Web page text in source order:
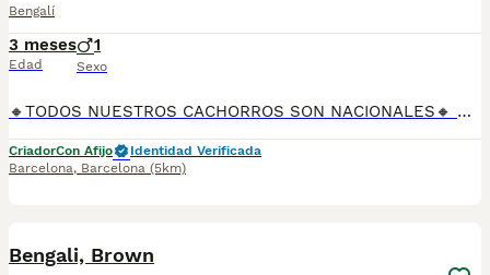
Bengalí
3 meses
Edad
1
Sexo
🔸TODOS NUESTROS CACHORROS SON NACIONALES🔸 Se entregan con sus vacunas, desparasitaciones internas y externas, microchip y su registro, cartilla sanitaria, contrato de garantías, toda su documentación legal y factura. ✅ Somos un criadero familiar autorizado y certificado por la Generalitat de Catalunya bajo el número de Núcleo Zoológico G25/00314. 💙 Con más de 30 años promoviendo la cría responsable. PARA MÁS INFORMACIÓN: ☎️ TIENDA 933095977 📱 CRIADERO 685878504 📱 WHATSAPP 674320847 🐶 Puedes conocer a los cachorros en persona (cita previa) 💻 Fotos y vídeos www.aquanatura.es 🚙 Hacemos envíos 💰 Financiamos 📌 Calle Roger de Flor 45, muy cerca del Arc de Triomf de Barcelona, de Lunes a Sábados. AQUANATURA
CriadorCon Afijo
Identidad Verificada
Barcelona, Barcelona (5km)
Bengali, Brown